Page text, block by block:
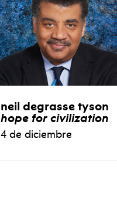
neil degrasse tyson
hope for civilization
4 de diciembre